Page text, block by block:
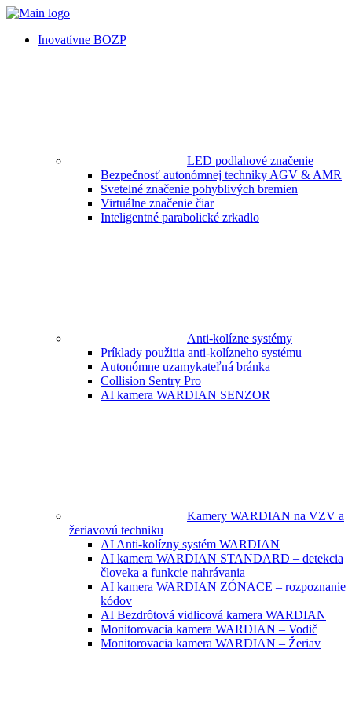
Inovatívne BOZP
LED podlahové značenie
Bezpečnosť autonómnej techniky AGV & AMR
Svetelné značenie pohyblivých bremien
Virtuálne značenie čiar
Inteligentné parabolické zrkadlo
Anti-kolízne systémy
Príklady použitia anti-kolízneho systému
Autonómne uzamykateľná bránka
Collision Sentry Pro
AI kamera WARDIAN SENZOR
Kamery WARDIAN na VZV a
žeriavovú techniku
AI Anti-kolízny systém WARDIAN
AI kamera WARDIAN STANDARD – detekcia
človeka a funkcie nahrávania
AI kamera WARDIAN ZÓNACE – rozpoznanie
kódov
AI Bezdrôtová vidlicová kamera WARDIAN
Monitorovacia kamera WARDIAN – Vodič
Monitorovacia kamera WARDIAN – Žeriav